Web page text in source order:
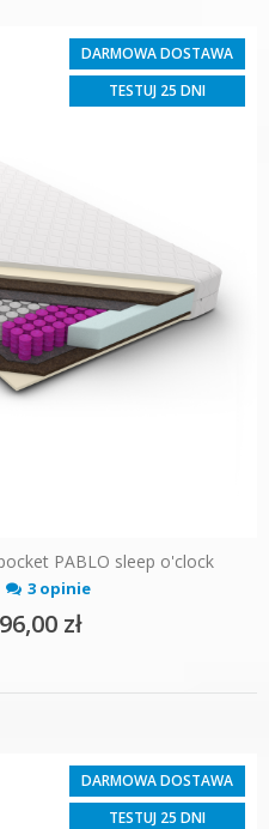
DARMOWA DOSTAWA
TESTUJ 25 DNI
PABLO sleep o'clock
3 opinie
zł
DARMOWA DOSTAWA
TESTUJ 25 DNI